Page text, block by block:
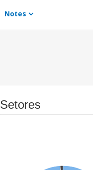
Notes
Setores